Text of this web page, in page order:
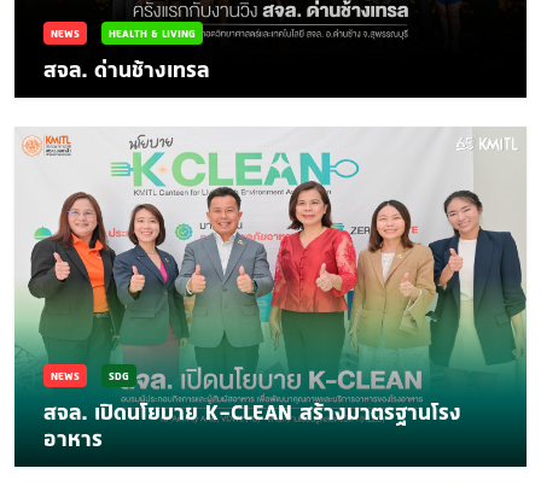
NEWS HEALTH & LIVING
สจล. ด่านช้างเทรล
NEWS SDG
สจล. เปิดนโยบาย K-CLEAN สร้างมาตรฐานโรง
อาหาร